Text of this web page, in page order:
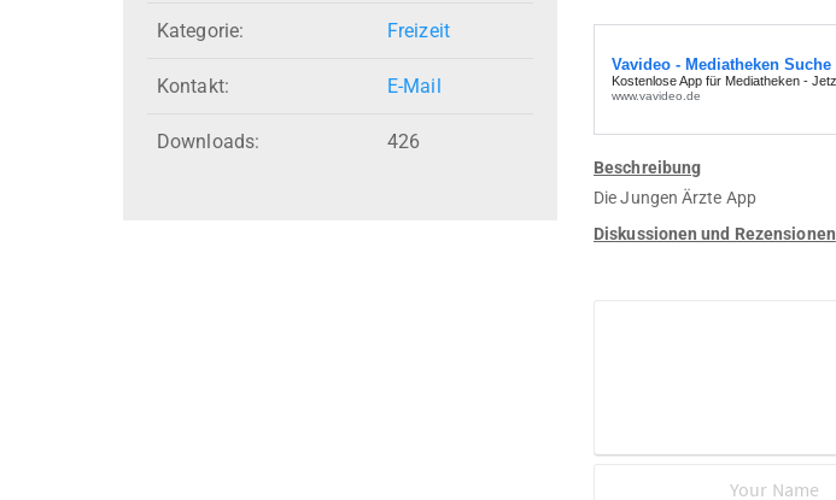
Kategorie: Freizeit
Kontakt: E-Mail
Downloads: 426
Beschreibung
Die Jungen Ärzte App
Diskussionen und Rezensionen